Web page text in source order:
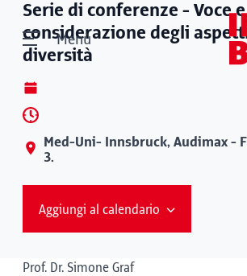
Menù
Serie di conferenze - Voce
considerazione degli
diversità
Med-Uni- Innsbruck, Audimax -
3.
Aggiungi al calendario
Prof. Dr. Simone Graf